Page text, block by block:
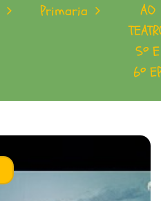
Primaria
AO
5º E
6º